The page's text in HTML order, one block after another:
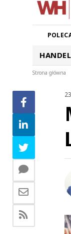
HANDEL
Strona główna